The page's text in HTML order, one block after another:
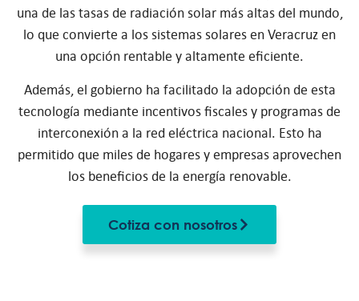
una de las tasas de radiación solar más altas del mundo,
lo que convierte a los sistemas solares en Veracruz en
una opción rentable y altamente eficiente.
Además, el gobierno ha facilitado la adopción de esta
tecnología mediante incentivos fiscales y programas de
interconexión a la red eléctrica nacional. Esto ha
permitido que miles de hogares y empresas aprovechen
los beneficios de la energía renovable.
Cotiza con nosotros